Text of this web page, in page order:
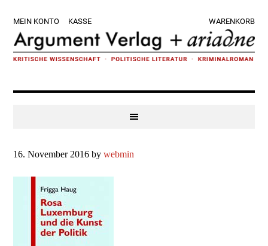
Hauptnavigation
springen
main
content
Hauptsidebar
springen
Fußzeile
springen
MEIN KONTO KASSE WARENKORB
16. November 2016 bywebmin